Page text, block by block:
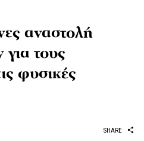
αναστολή
τους
φυσικές
SHARE